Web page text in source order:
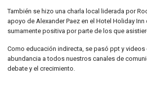
También se hizo una charla local liderada por
apoyo de Alexander Paez en el Hotel Holiday
sumamente positiva por parte de los que
Como educación indirecta, se pasó ppt y videos
abundancia a todos nuestros canales de
debate y el crecimiento.